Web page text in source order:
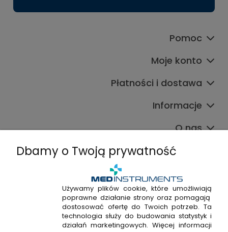
Pomoc
Moje konto
Płatności i dostawa
Informacje
O nas
+48 720 915 338
+48 22 298 53 38
Napisz do nas!
Dbamy o Twoją prywatność
Używamy plików cookie, które umożliwiają
poprawne działanie strony oraz pomagają
dostosować ofertę do Twoich potrzeb. Ta
technologia służy do budowania statystyk i
działań marketingowych. Więcej informacji